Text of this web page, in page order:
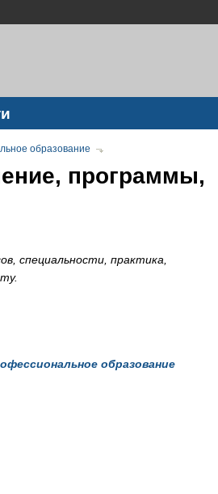
образование
программы,
специальности, практика,
образование